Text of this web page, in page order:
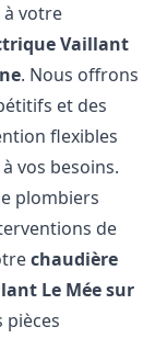
à votre
Vaillant
. Nous offrons
et des
flexibles
vos besoins.
plombiers
de
chaudière
Le Mée sur
pièces